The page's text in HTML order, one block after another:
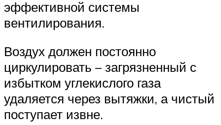
эффективной системы
вентилирования.
Воздух должен постоянно
циркулировать – загрязненный с
избытком углекислого газа
удаляется через вытяжки, а чистый
поступает извне.